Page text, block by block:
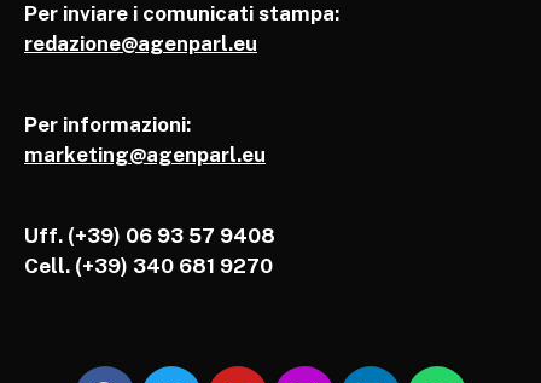
Per inviare i comunicati stampa:
redazione@agenparl.eu
Per informazioni:
marketing@agenparl.eu
Uff. (+39) 06 93 57 9408
Cell. (+39) 340 681 9270